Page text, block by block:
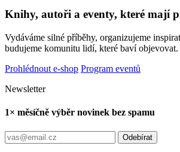
Knihy, autoři a eventy, které mají
Vydáváme silné příběhy, organizujeme
budujeme komunitu lidí, které baví objevovat.
Prohlédnout e-shop Program eventů
Newsletter
1× měsíčně výběr novinek bez spamu
Odebírat